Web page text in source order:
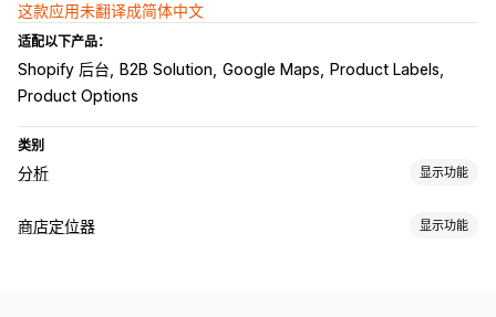
这款应用未翻译成简体中文
适配以下产品：
Shopify 后台 B2B Solution Google Maps
Product Labels
Product Options
类别
分析 显示功能
客户行为
商店定位器 显示功能